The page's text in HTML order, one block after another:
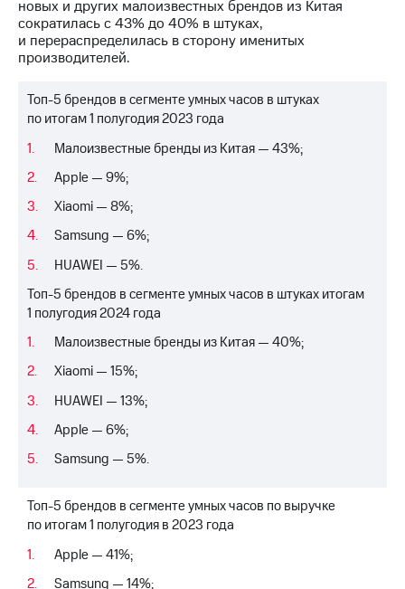
"МТС"
Собрания
акционеров
Личный
Акционерный
капитал
Контроль
аудит
акций
Описание
Программа
Порядок
выкупа
Дивиденды
Рынок
облигаций
Еврооблигации-2023
Уведомление
о
именных
облигаций
Другое
новых и других малоизвестных брендов из Китая
сократилась с 43% до 40% в штуках,
и перераспределилась в сторону именитых
производителей.
Топ-5 брендов в сегменте умных часов в штуках
по итогам 1 полугодия 2023 года
Малоизвестные бренды из Китая — 43%;
Apple — 9%;
Xiaomi — 8%;
Samsung — 6%;
HUAWEI — 5%.
Топ-5 брендов в сегменте умных часов в штуках итогам
1 полугодия 2024 года
Малоизвестные бренды из Китая — 40%;
Xiaomi — 15%;
HUAWEI — 13%;
Apple — 6%;
Samsung — 5%.
Топ-5 брендов в сегменте умных часов по выручке
по итогам 1 полугодия в 2023 года
Apple — 41%;
Samsung — 14%;